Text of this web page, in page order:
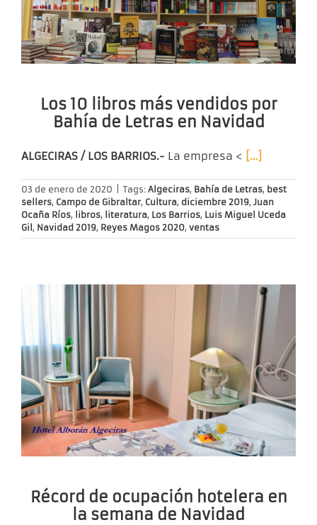
Los 10 libros más vendidos por
Bahía de Letras en Navidad
ALGECIRAS / LOS BARRIOS.- La empresa < […]
03 de enero de 2020 Tags: Algeciras, Bahía de Letras, best
sellers, Campo de Gibraltar, Cultura, diciembre 2019, Juan
Ocaña Ríos, libros, literatura, Los Barrios, Luis Miguel Uceda
Gil , Navidad 2019, Reyes Magos 2020, ventas
Récord de ocupación hotelera en
la semana de Navidad